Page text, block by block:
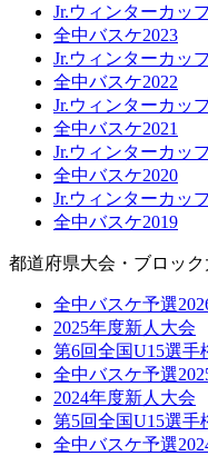
Jr.ウィンターカッ
全中バスケ2023
Jr.ウィンターカッ
全中バスケ2022
Jr.ウィンターカッ
全中バスケ2021
Jr.ウィンターカッ
全中バスケ2020
Jr.ウィンターカッ
全中バスケ2019
都道府県大会・ブロック
全中バスケ予選
2025年度新人大会
第6回全国U15選手
全中バスケ予選
2024年度新人大会
第5回全国U15選手
全中バスケ予選